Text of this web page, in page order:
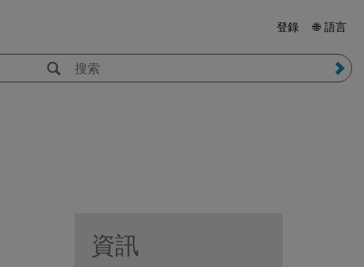
登錄 🌐 語言
資訊